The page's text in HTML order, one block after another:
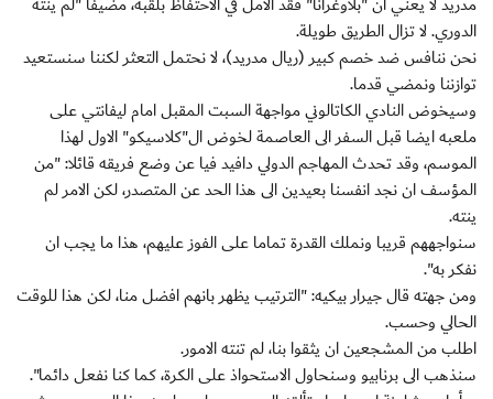
الدوري. لا تزال الطريق طويلة.
نحن ننافس ضد خصم كبير (ريال مدريد)، لا نحتمل التعثر لكننا سنستعيد
توازننا ونمضي قدما.
وسيخوض النادي الكاتالوني مواجهة السبت المقبل امام ليفانتي على
ملعبه ايضا قبل السفر الى العاصمة لخوض ال"كلاسيكو" الاول لهذا
الموسم، وقد تحدث المهاجم الدولي دافيد فيا عن وضع فريقه قائلا: "من
المؤسف ان نجد انفسنا بعيدين الى هذا الحد عن المتصدر، لكن الامر لم
ينته.
سنواجههم قريبا ونملك القدرة تماما على الفوز عليهم، هذا ما يجب ان
نفكر به".
ومن جهته قال جيرار بيكيه: "الترتيب يظهر بانهم افضل منا، لكن هذا للوقت
الحالي وحسب.
اطلب من المشجعين ان يثقوا بنا، لم تنته الامور.
سنذهب الى برنابيو وسنحاول الاستحواذ على الكرة، كما كنا نفعل دائما".